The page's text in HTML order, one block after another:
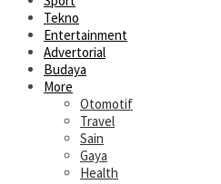
Tekno
Entertainment
Advertorial
Budaya
More
Otomotif
Travel
Sain
Gaya
Health